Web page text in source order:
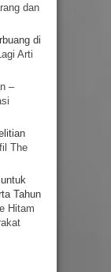
dan
di
Arti
–
The
Tahun
Hitam